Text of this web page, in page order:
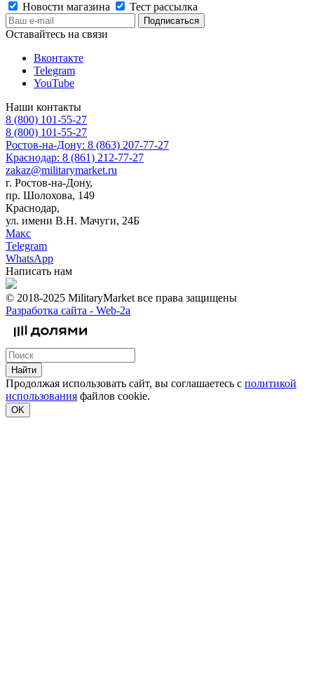
Новости магазина
Тест рассылка
Оставайтесь на связи
Вконтакте
Telegram
YouTube
Наши контакты
8 (800) 101-55-27
8 (800) 101-55-27
Ростов-на-Дону: 8 (863) 207-77-27
Краснодар: 8 (861) 212-77-27
zakaz@militarymarket.ru
г. Ростов-на-Дону,
пр. Шолохова, 149
Краснодар,
ул. имени В.Н. Мачуги, 24Б
Макс
Telegram
WhatsApp
Написать нам
© 2018-2025 MilitaryMarket все права защищены
Разработка сайта - Web-2a
Найти
Продолжая использовать сайт, вы соглашаетесь с политикой
использования файлов cookie.
OK